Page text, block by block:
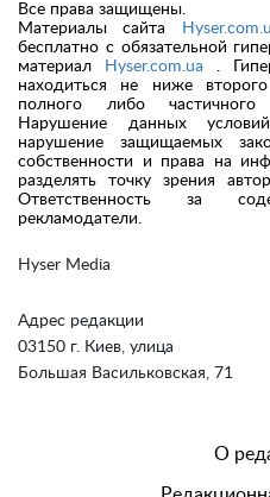
Hyser Media
Адрес редакции
03150 г. Киев, улица
Большая Васильковская, 71
Все права защищены.
Материалы сайта
бесплатно с обязательной
материал
Hyser.com.ua .
находиться не ниже
полного либо частичного
Нарушение данных
нарушение защищаемых
собственности и права на
разделять точку зрения
Ответственность за
рекламодатели.
О